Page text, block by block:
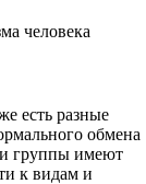
человека
есть разные
обмена
группы имеют
к видам и